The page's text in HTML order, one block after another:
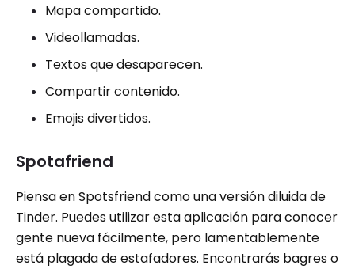
Mapa compartido.
Videollamadas.
Textos que desaparecen.
Compartir contenido.
Emojis divertidos.
Spotafriend
Piensa en Spotsfriend como una versión diluida de
Tinder. Puedes utilizar esta aplicación para conocer
gente nueva fácilmente, pero lamentablemente
está plagada de estafadores. Encontrarás bagres o